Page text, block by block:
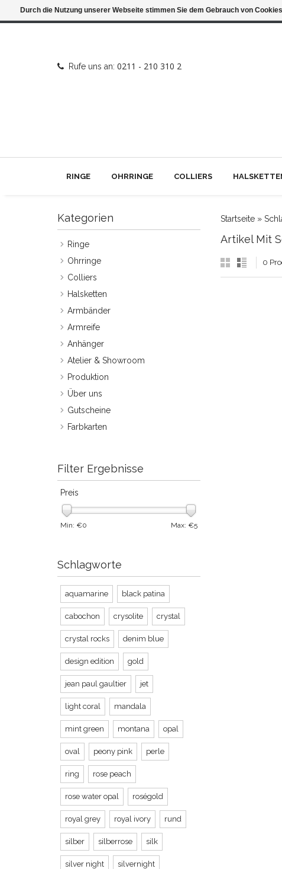
Rufe uns an: 0211 - 210 310 2
RINGE OHRRINGE COLLIERS
Startseite »
Artikel Mit
0
Kategorien
Ringe
Ohrringe
Colliers
Halsketten
Armbänder
Armreife
Anhänger
Atelier & Showroom
Produktion
Über uns
Gutscheine
Farbkarten
Filter Ergebnisse
Preis
Min: €0 Max: €5
Schlagworte
aquamarine black patina
cabochon crysolite crystal
crystal rocks denim blue
design edition gold
jean paul gaultier jet
light coral mandala
mint green montana opal
oval peony pink perle
ring rose peach
rose water opal roségold
royal grey royal ivory rund
silber silberrose silk
silver night silvernight
Durch die Nutzung unserer Webseite stimmen Sie dem Gebrauch von